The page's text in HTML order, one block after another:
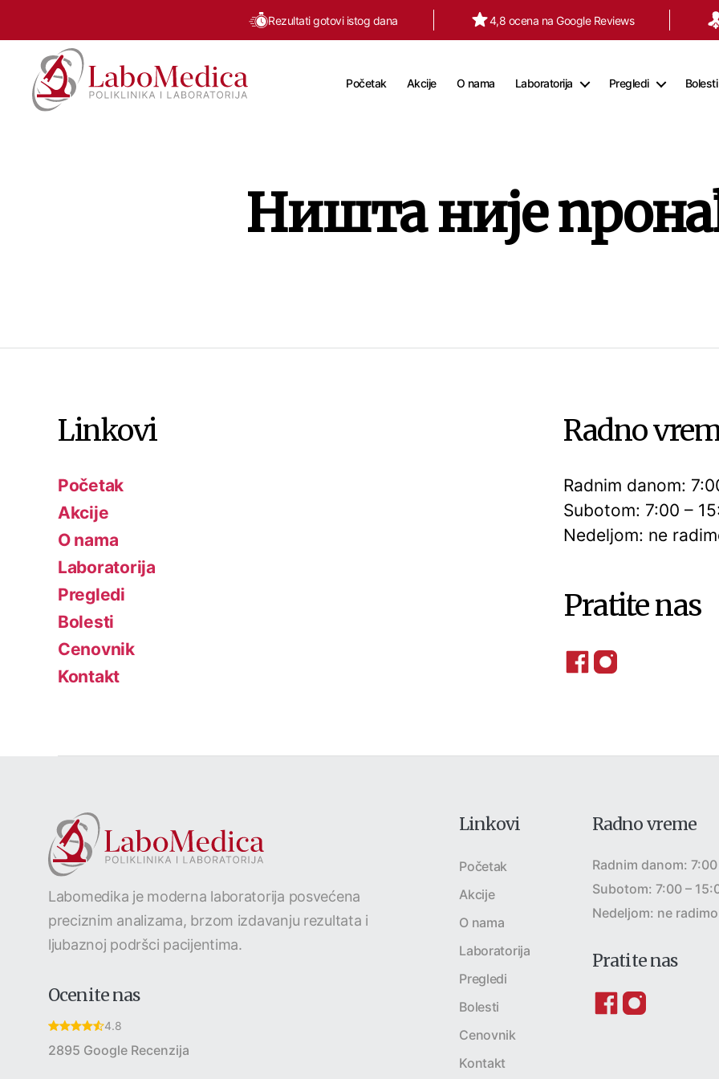
Rezultati gotovi istog dana 4,8 ocena na Google Reviews
Početak Akcije O nama Laboratorija Pregledi Bolesti
Ништа није
Linkovi
Početak
Akcije
O nama
Laboratorija
Pregledi
Bolesti
Cenovnik
Kontakt
Radno
Radnim danom:
Subotom: 7:00 –
Nedeljom: ne
Pratite nas
Labomedika je moderna laboratorija posvećena
preciznim analizama, brzom izdavanju rezultata i
ljubaznoj podršci pacijentima.
Ocenite nas
4.8
2895 Google Recenzija
Linkovi
Početak
Akcije
O nama
Laboratorija
Pregledi
Bolesti
Cenovnik
Kontakt
Radno vreme
Radnim danom:
Subotom: 7:00 –
Nedeljom: ne radimo
Pratite nas